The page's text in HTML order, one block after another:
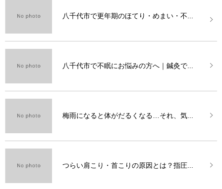
八千代市で更年期のほてり・めまい・不...
八千代市で不眠にお悩みの方へ｜鍼灸で...
梅雨になると体がだるくなる…それ、気...
つらい肩こり・首こりの原因とは？指圧...